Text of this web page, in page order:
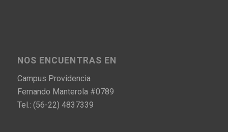
NOS ENCUENTRAS EN
Campus Providencia
Fernando Manterola #0789
Tel.: (56-22) 4837339